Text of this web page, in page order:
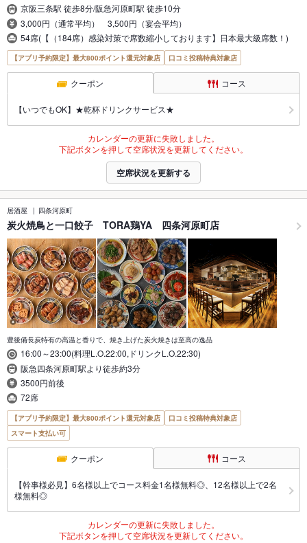
京阪三条駅 徒歩8分/阪急河原町駅 徒歩10分
3,000円（通常平均） 3,500円（宴会平均）
54席(【（184席）感染対策で席数縮小しております】日本最大級席数！)
【アプリ予約限定】最大800ポイント還元対象店 口コミ投稿特典対象店
クーポン コース
【いつでもOK】★乾杯ドリンクサービス★
カレンダーの更新に失敗しました。
下記ボタンを押して空席状況を更新してください。
空席状況を更新する
居酒屋 四条河原町
炭火焼鳥と一口餃子 TORA鶏YA 四条河原町店
豊後備長炭特有の高温と香りで、焼き上げた炭火焼きは至高の逸品
16:00～23:00(料理L.O.22:00,ドリンクL.O.22:30)
阪急四条河原町駅より徒歩約3分
3500円前後
72席
【アプリ予約限定】最大800ポイント還元対象店
口コミ投稿特典対象店
スマート支払い可
クーポン コース
【幹事様必見】6名様以上でコース料金1名様無料◎、12名様以上で2名
様無料◎
カレンダーの更新に失敗しました。
下記ボタンを押して空席状況を更新してください。